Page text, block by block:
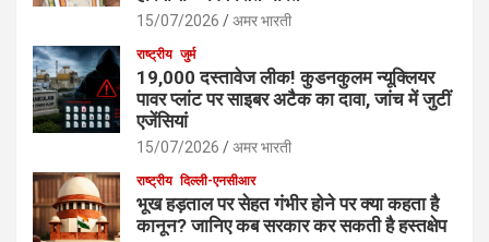
15/07/2026 अमर भारती
राष्ट्रीय जुर्म
19,000 दस्तावेज लीक! कुडनकुलम न्यूक्लियर
पावर प्लांट पर साइबर अटैक का दावा, जांच में जुटीं
एजेंसियां
15/07/2026 अमर भारती
राष्ट्रीय दिल्ली-एनसीआर
भूख हड़ताल पर सेहत गंभीर होने पर क्या कहता है
कानून? जानिए कब सरकार कर सकती है हस्तक्षेप